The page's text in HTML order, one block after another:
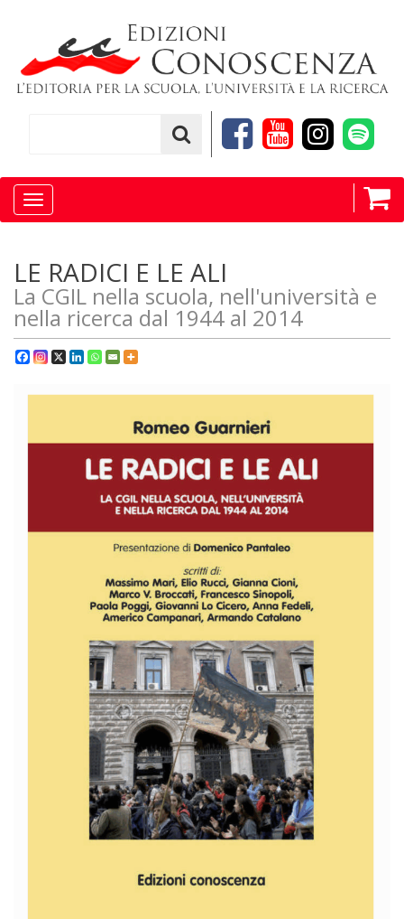
Toggle
navigation
LE RADICI E LE ALI
La CGIL nella scuola, nell'università e
nella ricerca dal 1944 al 2014